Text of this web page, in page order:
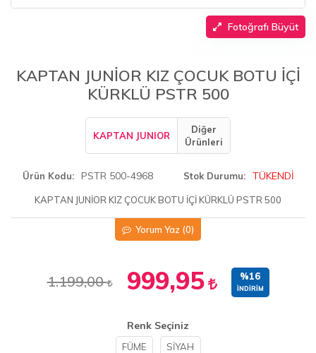
Fotoğrafı Büyüt
KAPTAN JUNİOR KIZ ÇOCUK BOTU İÇİ
KÜRKLÜ PSTR 500
KAPTAN JUNIOR
Diğer
Ürünleri
Ürün Kodu PSTR 500-4968 Stok Durumu TÜKENDİ
KAPTAN JUNİOR KIZ ÇOCUK BOTU İÇİ KÜRKLÜ PSTR 500
Yorum Yaz (0)
1.199,00 999,95 %16
İNDIRIM
Renk Seçiniz
FÜME SİYAH